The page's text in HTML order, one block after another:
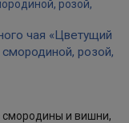
чая «Цветущий
розой,
смородины и вишни,